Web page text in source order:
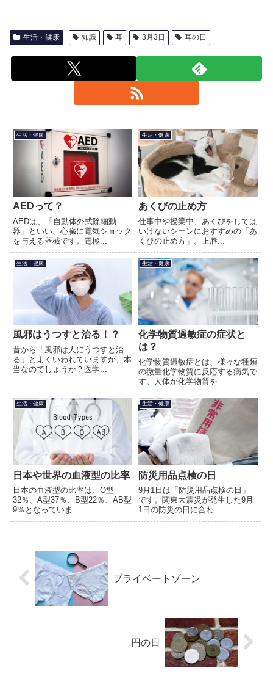
生活・健康 知識 耳 3月3日 耳の日
生活・健康
AEDって？
AEDは、「自動体外式除細動
器」といい、心臓に電気ショック
を与える器械です。電極...
生活・健康
あくびの止め方
仕事中や授業中、あくびをしては
いけないシーンにおすすめの「あ
くびの止め方」。上唇...
生活・健康
風邪はうつすと治る！？
昔から「風邪は人にうつすと治
る」とよくいわれていますが、本
当なのでしょうか？医学...
生活・健康
化学物質過敏症の症状と
は？
化学物質過敏症とは、様々な種類
の微量化学物質に反応する病気で
す。人体が化学物質を...
生活・健康
日本や世界の血液型の比率
日本の血液型の比率は、O型
32％、A型37％、B型22％、AB型
9％となっていま...
生活・健康
防災用品点検の日
9月1日は「防災用品点検の日」
です。関東大震災が発生した9月
1日の防災の日に合わ...
プライベートゾーン
円の日